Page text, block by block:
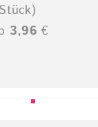
3,96 €